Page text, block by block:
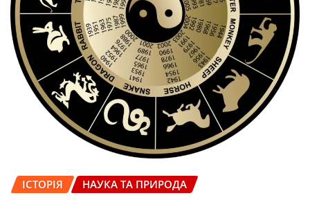
ІСТОРІЯ НАУКА ТА ПРИРОДА